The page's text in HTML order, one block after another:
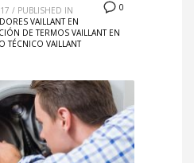
0
/ PUBLISHED IN
VAILLANT EN
DE TERMOS VAILLANT EN
TÉCNICO VAILLANT